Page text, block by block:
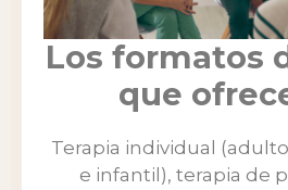
Los formatos
que
Terapia individual
e infantil), terapia de